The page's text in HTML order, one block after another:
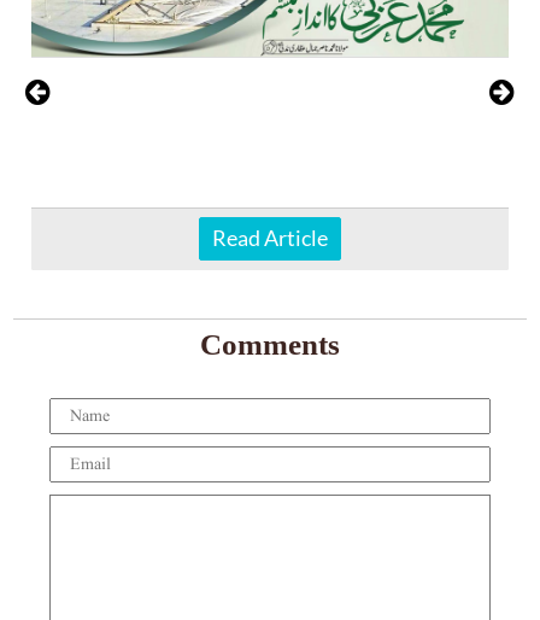
Read Article
Comments